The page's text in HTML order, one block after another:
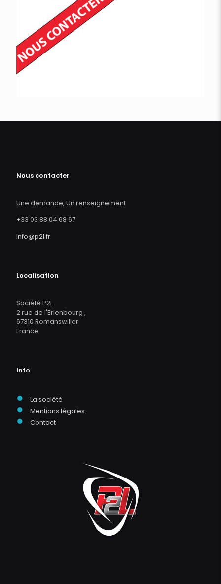
Nous contacter
Une demande, Un renseignement
+33 03 88 04 68 67
info@p2l.fr
Localisation
Société P2L
2 rue de l'Erlenbourg ,
67310 Romanswiller
France
Info
● La société
● Mentions légales
● Contact